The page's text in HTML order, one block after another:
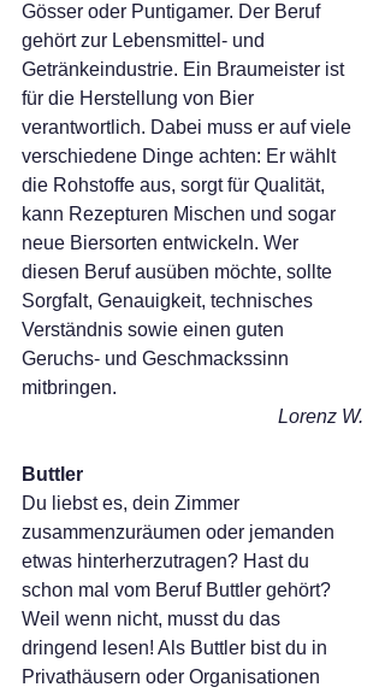
Gösser oder Puntigamer. Der Beruf
gehört zur Lebensmittel- und
Getränkeindustrie. Ein Braumeister ist
für die Herstellung von Bier
verantwortlich. Dabei muss er auf viele
verschiedene Dinge achten: Er wählt
die Rohstoffe aus, sorgt für Qualität,
kann Rezepturen Mischen und sogar
neue Biersorten entwickeln. Wer
diesen Beruf ausüben möchte, sollte
Sorgfalt, Genauigkeit, technisches
Verständnis sowie einen guten
Geruchs- und Geschmackssinn
mitbringen.
Lorenz W.
Buttler
Du liebst es, dein Zimmer
zusammenzuräumen oder jemanden
etwas hinterherzutragen? Hast du
schon mal vom Beruf Buttler gehört?
Weil wenn nicht, musst du das
dringend lesen! Als Buttler bist du in
Privathäusern oder Organisationen